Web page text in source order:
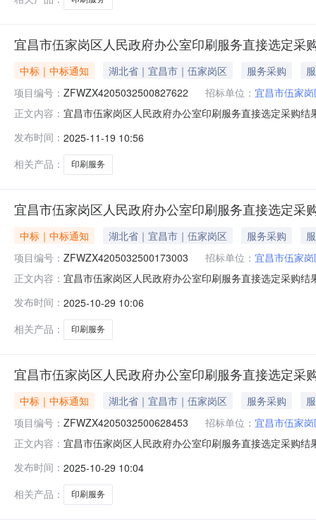
宜昌市伍家岗区人民政府办公室印刷服务直接选定采
中标｜中标通知 湖北省｜宜昌市｜伍家岗区 服务采购
项目编号： ZFWZX4205032500827622 招标单位： 宜昌市伍家
正文内容： 宜昌市伍家岗区人民政府办公室印刷服务直接选定采购
蛋文化传播有限公司成交供应商地址：宜昌市伍家岗区
说明：按时、按质、按量完
发布时间： 2025-11-19 10:56
相关产品：
印刷服务
宜昌市伍家岗区人民政府办公室印刷服务直接选定采
中标｜中标通知 湖北省｜宜昌市｜伍家岗区 服务采购
项目编号： ZFWZX4205032500173003 招标单位： 宜昌市伍家
正文内容： 宜昌市伍家岗区人民政府办公室印刷服务直接选定采购
市伍家岗区维一图文快印店成交供应商地址：伍家岗区
发布时间： 2025-10-29 10:06
相关产品：
印刷服务
宜昌市伍家岗区人民政府办公室印刷服务直接选定采
中标｜中标通知 湖北省｜宜昌市｜伍家岗区 服务采购
项目编号： ZFWZX4205032500628453 招标单位： 宜昌市伍家
正文内容： 宜昌市伍家岗区人民政府办公室印刷服务直接选定采购
市伍家岗区维一图文快印店成交供应商地址：伍家岗区
发布时间： 2025-10-29 10:04
相关产品：
印刷服务